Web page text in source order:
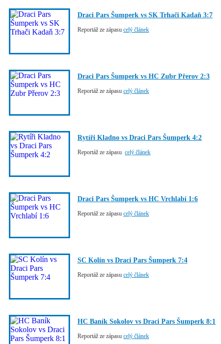
Draci Pars Šumperk vs SK Trhači Kadaň 3:7
Reportáž ze zápasu celý článek
Draci Pars Šumperk vs HC Zubr Přerov 2:3
Reportáž ze zápasu celý článek
Rytíři Kladno vs Draci Pars Šumperk 4:2
Reportáž ze zápasu celý článek
Draci Pars Šumperk vs HC Vrchlabí 1:6
Reportáž ze zápasu celý článek
SC Kolín vs Draci Pars Šumperk 7:4
Reportáž ze zápasu celý článek
HC Baník Sokolov vs Draci Pars Šumperk 8:1
Reportáž ze zápasu celý článek